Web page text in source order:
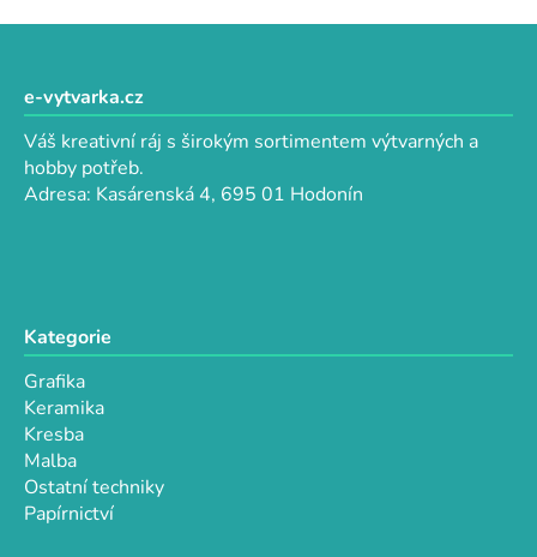
e-vytvarka.cz
Váš kreativní ráj s širokým sortimentem výtvarných a
hobby potřeb.
Adresa: Kasárenská 4, 695 01 Hodonín
Kategorie
Grafika
Keramika
Kresba
Malba
Ostatní techniky
Papírnictví